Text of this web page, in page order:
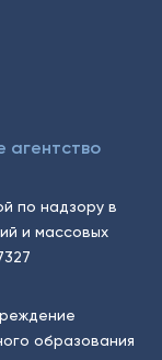
агентство
по надзору в
и массовых
образования